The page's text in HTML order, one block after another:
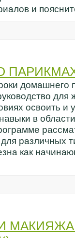
и
домашнего
освоить и
в
различных
как